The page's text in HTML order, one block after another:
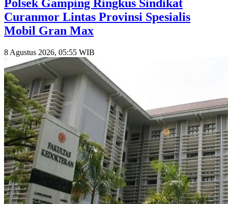
Polsek Gamping Ringkus Sindikat
Curanmor Lintas Provinsi Spesialis
Mobil Gran Max
8 Agustus 2026, 05:55 WIB